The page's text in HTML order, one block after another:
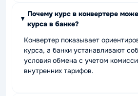
Почему курс в конвертере
курса в банке?
Конвертер показывает
курса, а банки устанавливают
условия обмена с учетом
внутренних тарифов.